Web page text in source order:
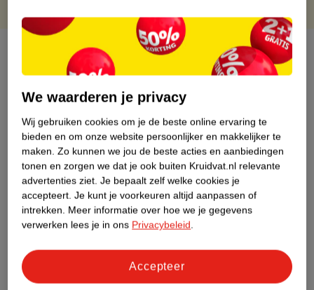
Over dit product
Etiketinformatie
Nature Impact Score
Dit product heeft (nog) geen Nature
Impact Score.
Meer informatie
Bestel & Bezorginformatie
We waarderen je privacy
Wij gebruiken cookies om je de beste online ervaring te
bieden en om onze website persoonlijker en makkelijker te
maken. Zo kunnen we jou de beste acties en aanbiedingen
tonen en zorgen we dat je ook buiten Kruidvat.nl relevante
advertenties ziet. Je bepaalt zelf welke cookies je
accepteert. Je kunt je voorkeuren altijd aanpassen of
intrekken. Meer informatie over hoe we je gegevens
verwerken lees je in ons Privacybeleid.
Accepteer